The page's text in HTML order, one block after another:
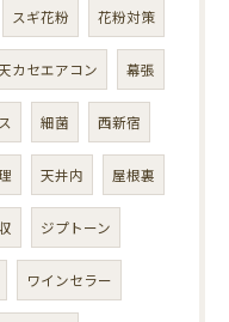
スギ花粉 花粉対策
カセエアコン 幕張
細菌 西新宿
天井内 屋根裏
ジプトーン
ワインセラー